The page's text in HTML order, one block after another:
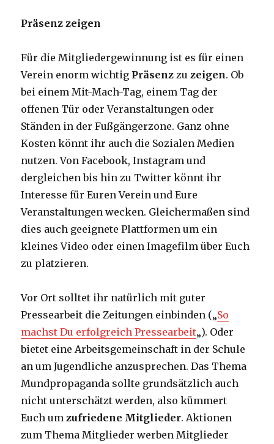
Präsenz zeigen
Für die Mitgliedergewinnung ist es für einen
Verein enorm wichtig Präsenz zuzeigen. Ob
bei einem Mit-Mach-Tag, einem Tag der
offenen Tür oder Veranstaltungen oder
Ständen in der Fußgängerzone. Ganz ohne
Kosten könnt ihr auch die Sozialen Medien
nutzen. Von Facebook, Instagram und
dergleichen bis hin zu Twitter könnt ihr
Interesse für Euren Verein und Eure
Veranstaltungen wecken. Gleichermaßen sind
dies auch geeignete Plattformen um ein
kleines Video oder einen Imagefilm über Euch
zu platzieren.
Vor Ort solltet ihr natürlich mit guter
Pressearbeit die Zeitungen einbinden („So
machst Du erfolgreich Pressearbeit„). Oder
bietet eine Arbeitsgemeinschaft in der Schule
an um Jugendliche anzusprechen. Das Thema
Mundpropaganda sollte grundsätzlich auch
nicht unterschätzt werden, also kümmert
Euch umzufriedene Mitglieder. Aktionen
zum Thema Mitglieder werben Mitglieder